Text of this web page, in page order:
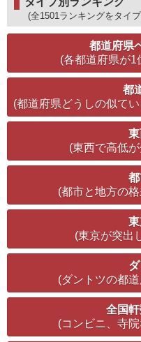
(全1501ランキングをタイ
都道府県
(各都道府県が1
都
(都道府県どうしの似て
(東西で高低
(都市と地方の
(東京が突出
(ダントツの都
全国
(コンビニ、寺